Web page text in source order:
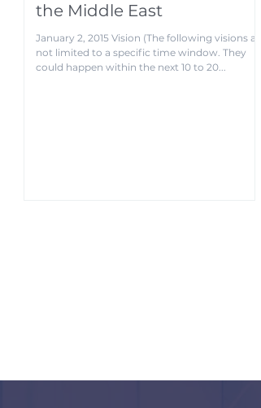
the Middle East
January 2, 2015 Vision (The following visions are
not limited to a specific time window. They
could happen within the next 10 to 20...